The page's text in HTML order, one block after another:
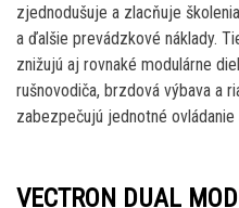
zjednodušuje a zlacňuje
a ďalšie prevádzkové náklady.
znižujú aj rovnaké modulárne
rušnovodiča, brzdová výbava a
zabezpečujú jednotné
VECTRON DUAL